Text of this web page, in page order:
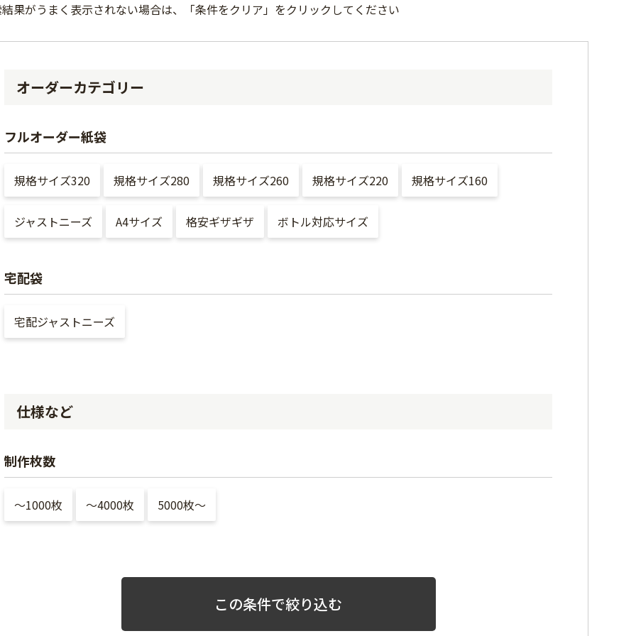
果がうまく表示されない場合は、「条件をクリア」をクリックしてください
オーダーカテゴリー
フルオーダー紙袋
規格サイズ320 規格サイズ280 規格サイズ260 規格サイズ220 規格サイズ160
ジャストニーズ A4サイズ 格安ギザギザ ボトル対応サイズ
宅配袋
宅配ジャストニーズ
仕様など
制作枚数
〜1000枚 〜4000枚 5000枚〜